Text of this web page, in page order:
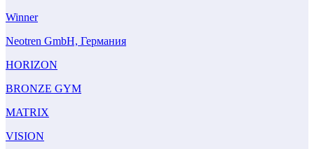
Winner
Neotren GmbH, Германия
HORIZON
BRONZE GYM
MATRIX
VISION